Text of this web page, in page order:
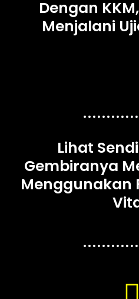
Dengan
Menjalani
Lihat
Gembiranya
Menggunakan